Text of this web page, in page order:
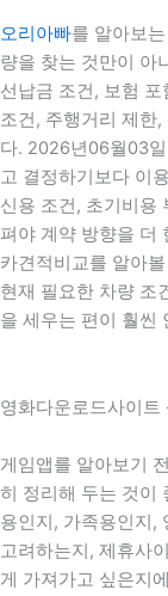
오리아빠를 알아보
량을 찾는 것만이 아
선납금 조건, 보험
조건, 주행거리 제한
다. 2026년06월03
고 결정하기보다 이
신용 조건, 초기비용
펴야 계약 방향을 더
카견적비교를 알아
현재 필요한 차량 조
을 세우는 편이 훨씬
영화다운로드사이트
게임앱를 알아보기
히 정리해 두는 것이
용인지, 가족용인지,
고려하는지, 제휴사
게 가져가고 싶은지